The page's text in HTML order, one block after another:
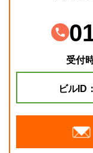
受付
ビルID：